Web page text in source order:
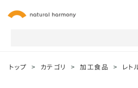
トップ > カテゴリ > 加工食品 > レト